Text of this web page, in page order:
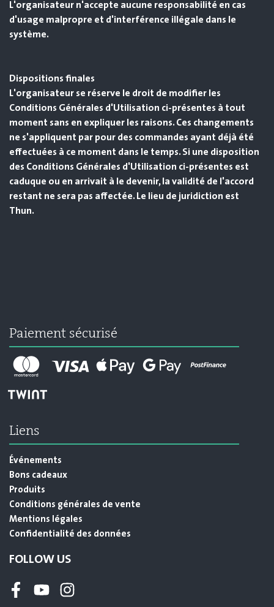
L'organisateur n'accepte aucune responsabilité en cas
d'usage malpropre et d'interférence illégale dans le
système.
Dispositions finales
L'organisateur se réserve le droit de modifier les
Conditions Générales d'Utilisation ci-présentes à tout
moment sans en expliquer les raisons. Ces changements
ne s'appliquent par pour des commandes ayant déjà été
effectuées à ce moment dans le temps. Si une disposition
des Conditions Générales d'Utilisation ci-présentes est
caduque ou en arrivait à le devenir, la validité de l'accord
restant ne sera pas affectée. Le lieu de juridiction est
Thun.
Paiement sécurisé
Liens
Événements
Bons cadeaux
Produits
Conditions générales de vente
Mentions légales
Confidentialité des données
FOLLOW US
FacebookYoutubeInstagram